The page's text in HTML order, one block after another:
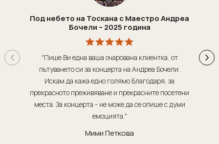
Екскурзии в Йордания
Екскурзии в Малта
Екскурзии в Португалия
Екскурзии в Румъния
Екскурзии в Северна Македония
Екскурзии в Словения
Екскурзии във Франция
Екскурзия в Египет
Малайзия
Мароко
Мексико
Намибия
Под небето на Тоскана с Маестро Андреа
Бочели – 2025 година
"Пише Ви една ваша очарована клиентка, от
пътуването си за концерта на Андреа Бочели.
Искам да кажа едно голямо Благодаря, за
прекрасното преживяване и прекрасните посетени
места. За концерта - не може да се опише с думи
емоцията."
Мими Петкова